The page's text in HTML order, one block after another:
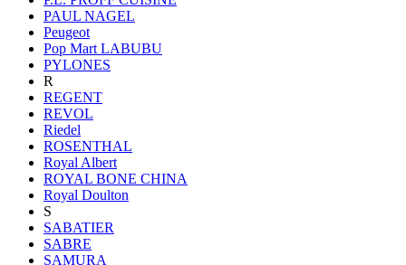
PAUL NAGEL
Peugeot
Pop Mart LABUBU
PYLONES
R
REGENT
REVOL
Riedel
ROSENTHAL
Royal Albert
ROYAL BONE CHINA
Royal Doulton
S
SABATIER
SABRE
SAMURA